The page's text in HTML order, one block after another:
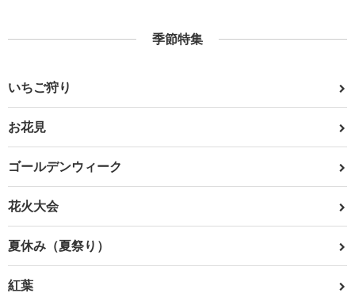
季節特集
いちご狩り
お花見
ゴールデンウィーク
花火大会
夏休み（夏祭り）
紅葉